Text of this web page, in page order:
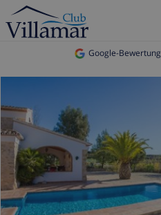
Google-Bewertung